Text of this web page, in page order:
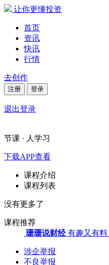
让你更懂投资
首页
资讯
快讯
行情
去创作
注册 登录
退出登录
节课 · 人学习
下载APP查看
课程介绍
课程列表
没有更多了
课程推荐
珊珊说财经 有趣又有料
涉企举报
不良举报